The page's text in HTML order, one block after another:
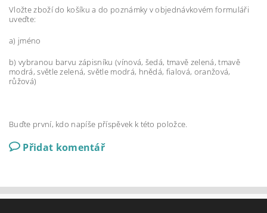
Vložte zboží do košíku a do poznámky v objednávkovém formuláři
uveďte:
a) jméno
b) vybranou barvu zápisníku (vínová, šedá, tmavě zelená, tmavě
modrá, světle zelená, světle modrá, hnědá, fialová, oranžová,
růžová)
Buďte první, kdo napíše příspěvek k této položce.
Přidat komentář